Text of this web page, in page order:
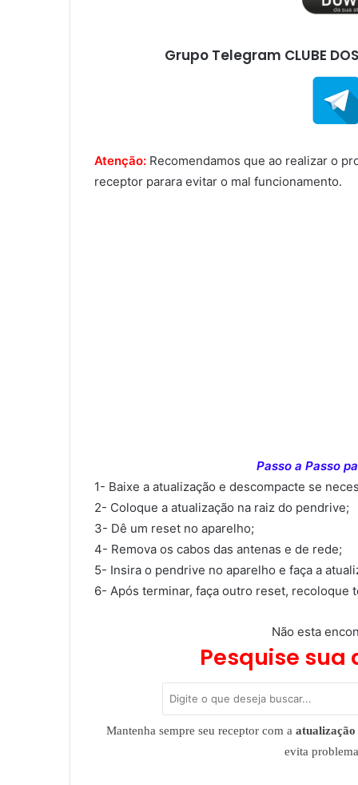
Grupo Telegram CLUBE DOS
Atenção: Recomendamos que ao realizar o
receptor parara evitar o mal funcionamento.
Passo a Passo
1- Baixe a atualização e descompacte se
2- Coloque a atualização na raiz do pendrive;
3- Dê um reset no aparelho;
4- Remova os cabos das antenas e de rede;
5- Insira o pendrive no aparelho e faça a
6- Após terminar, faça outro reset, recoloque
Não esta
Pesquise
Mantenha sempre seu receptor com a atualização
evita